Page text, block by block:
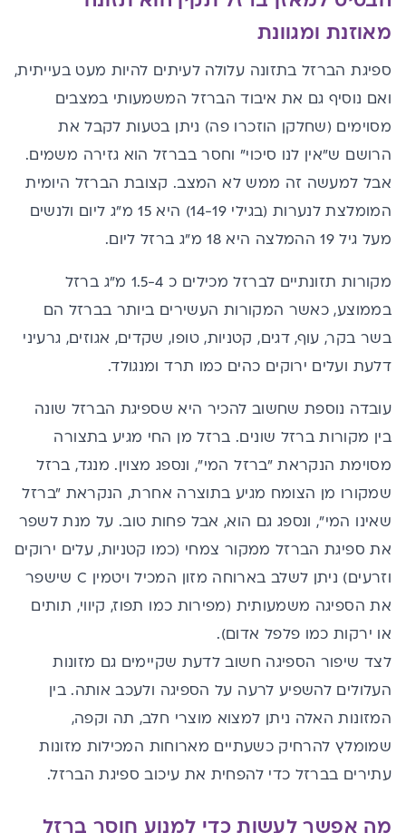
מאוזנת ומגוונת
ספיגת הברזל בתזונה עלולה לעיתים להיות מעט בעייתית,
ואם נוסיף גם את איבוד הברזל המשמעותי במצבים
מסוימים (שחלקן הוזכרו פה) ניתן בטעות לקבל את
הרושם ש"אין לנו סיכוי" וחסר בברזל הוא גזירה משמים.
אבל למעשה זה ממש לא המצב. קצובת הברזל היומית
המומלצת לנערות (בגילי 14-19) היא 15 מ"ג ליום ולנשים
מעל גיל 19 ההמלצה היא 18 מ"ג ברזל ליום.
מקורות תזונתיים לברזל מכילים כ 1.5-4 מ"ג ברזל
בממוצע, כאשר המקורות העשירים ביותר בברזל הם
בשר בקר, עוף, דגים, קטניות, טופו, שקדים, אגוזים, גרעיני
דלעת ועלים ירוקים כהים כמו תרד ומנגולד.
עובדה נוספת שחשוב להכיר היא שספיגת הברזל שונה
בין מקורות ברזל שונים. ברזל מן החי מגיע בתצורה
מסוימת הנקראת "ברזל המי", ונספג מצוין. מנגד, ברזל
שמקורו מן הצומח מגיע בתוצרה אחרת, הנקראת "ברזל
שאינו המי", ונספג גם הוא, אבל פחות טוב. על מנת לשפר
את ספיגת הברזל ממקור צמחי (כמו קטניות, עלים ירוקים
וזרעים) ניתן לשלב בארוחה מזון המכיל ויטמין C
שישפר
את הספיגה משמעותית (מפירות כמו תפוז, קיווי, תותים
או ירקות כמו פלפל אדום).
לצד שיפור הספיגה חשוב לדעת שקיימים גם מזונות
העלולים להשפיע לרעה על הספיגה ולעכב אותה. בין
המזונות האלה ניתן למצוא מוצרי חלב, תה וקפה,
שמומלץ להרחיק כשעתיים מארוחות המכילות מזונות
עתירים בברזל כדי להפחית את עיכוב ספיגת הברזל.
מה אפשר לעשות כדי למנוע חוסר ברזל